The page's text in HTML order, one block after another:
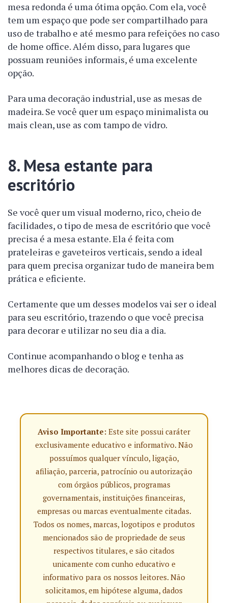
mesa redonda é uma ótima opção. Com ela, você
tem um espaço que pode ser compartilhado para
uso de trabalho e até mesmo para refeições no caso
de home office. Além disso, para lugares que
possuam reuniões informais, é uma excelente
opção.
Para uma decoração industrial, use as mesas de
madeira. Se você quer um espaço minimalista ou
mais clean, use as com tampo de vidro.
8. Mesa estante para
escritório
Se você quer um visual moderno, rico, cheio de
facilidades, o tipo de mesa de escritório que você
precisa é a mesa estante. Ela é feita com
prateleiras e gaveteiros verticais, sendo a ideal
para quem precisa organizar tudo de maneira bem
prática e eficiente.
Certamente que um desses modelos vai ser o ideal
para seu escritório, trazendo o que você precisa
para decorar e utilizar no seu dia a dia.
Continue acompanhando o blog e tenha as
melhores dicas de decoração.
Aviso Importante: Este site possui caráter
exclusivamente educativo e informativo. Não
possuímos qualquer vínculo, ligação,
afiliação, parceria, patrocínio ou autorização
com órgãos públicos, programas
governamentais, instituições financeiras,
empresas ou marcas eventualmente citadas.
Todos os nomes, marcas, logotipos e produtos
mencionados são de propriedade de seus
respectivos titulares, e são citados
unicamente com cunho educativo e
informativo para os nossos leitores. Não
solicitamos, em hipótese alguma, dados